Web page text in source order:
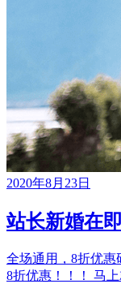
2020年8月23日
站长新婚在
全场通用，8折优惠
8折优惠！！！ 马